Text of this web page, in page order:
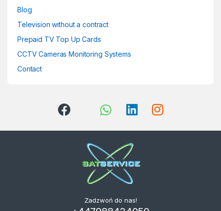
Blog
Television without a contract
Prepaid TV Top Up Cards
CCTV Cameras Monitoring Systems
Contact
Zadzwoń do nas!